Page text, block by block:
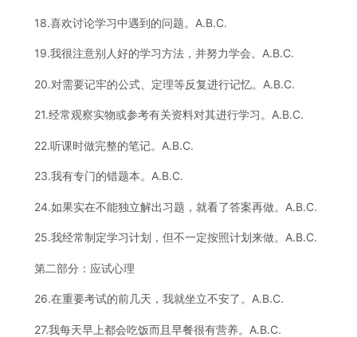
18.喜欢讨论学习中遇到的问题。A.B.C.
19.我很注意别人好的学习方法，并努力学会。A.B.C.
20.对需要记牢的公式、定理等反复进行记忆。A.B.C.
21.经常观察实物或参考有关资料对其进行学习。A.B.C.
22.听课时做完整的笔记。A.B.C.
23.我有专门的错题本。A.B.C.
24.如果实在不能独立解出习题，就看了答案再做。A.B.C.
25.我经常制定学习计划，但不一定按照计划来做。A.B.C.
第二部分：应试心理
26.在重要考试的前几天，我就坐立不安了。A.B.C.
27.我每天早上都会吃饭而且早餐很有营养。A.B.C.